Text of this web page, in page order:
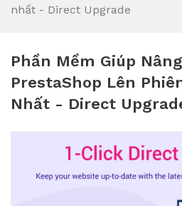
nhất - Direct Upgrade
Phần Mềm Giúp
PrestaShop Lên
Nhất - Direct